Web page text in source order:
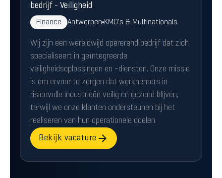
bedrijf - Veiligheid
Finance Antwerpen KMO's & Multinationals
Wij zijn een wereldwijd opererend bedrijf dat zich
specialiseert in geïntegreerde
veiligheidsoplossingen en -diensten. Onze missie
is om ervoor te zorgen dat werknemers in
risicovolle industrieën veilig en gezond blijven,
terwijl we onze klanten ondersteunen bij het
realiseren van hun operationele doelen.
Bekijk vacature